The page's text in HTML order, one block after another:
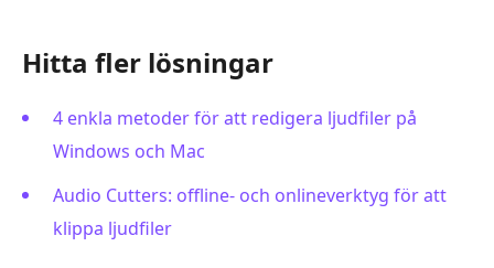
Hitta fler lösningar
4 enkla metoder för att redigera ljudfiler på
Windows och Mac
Audio Cutters: offline- och onlineverktyg för att
klippa ljudfiler